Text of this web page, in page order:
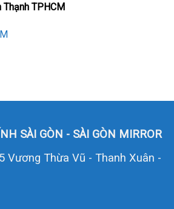
TPHCM
SÀI GÒN - SÀI GÒN MIRROR
Vương Thừa Vũ - Thanh Xuân -